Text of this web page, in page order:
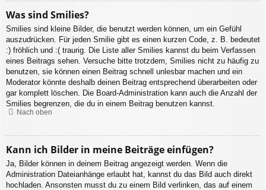
Was sind Smilies?
Smilies sind kleine Bilder, die benutzt werden können, um ein Gefühl
auszudrücken. Für jeden Smilie gibt es einen kurzen Code, z. B. bedeutet
:) fröhlich und :( traurig. Die Liste aller Smilies kannst du beim Verfassen
eines Beitrags sehen. Versuche bitte trotzdem, Smilies nicht zu häufig zu
benutzen, sie können einen Beitrag schnell unlesbar machen und ein
Moderator könnte deshalb deinen Beitrag entsprechend überarbeiten oder
gar komplett löschen. Die Board-Administration kann auch die Anzahl der
Smilies begrenzen, die du in einem Beitrag benutzen kannst.
Nach oben
Kann ich Bilder in meine Beiträge einfügen?
Ja, Bilder können in deinem Beitrag angezeigt werden. Wenn die
Administration Dateianhänge erlaubt hat, kannst du das Bild auch direkt
hochladen. Ansonsten musst du zu einem Bild verlinken, das auf einem